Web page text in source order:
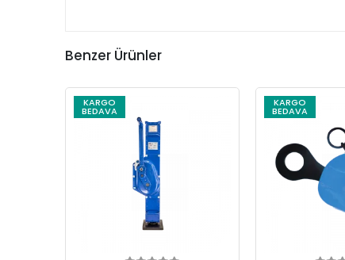
Benzer Ürünler
KARGO
BEDAVA
KARGO
BEDAVA